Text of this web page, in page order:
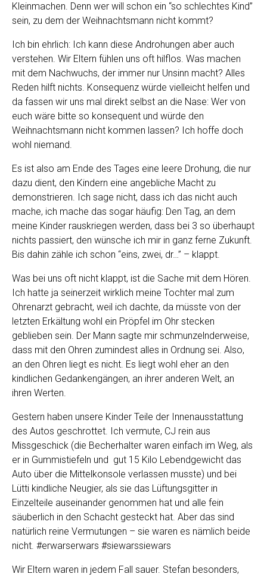
Kleinmachen. Denn wer will schon ein “so schlechtes Kind”
sein, zu dem der Weihnachtsmann nicht kommt?
Ich bin ehrlich: Ich kann diese Androhungen aber auch
verstehen. Wir Eltern fühlen uns oft hilflos. Was machen
mit dem Nachwuchs, der immer nur Unsinn macht? Alles
Reden hilft nichts. Konsequenz würde vielleicht helfen und
da fassen wir uns mal direkt selbst an die Nase: Wer von
euch wäre bitte so konsequent und würde den
Weihnachtsmann nicht kommen lassen? Ich hoffe doch
wohl niemand.
Es ist also am Ende des Tages eine leere Drohung, die nur
dazu dient, den Kindern eine angebliche Macht zu
demonstrieren. Ich sage nicht, dass ich das nicht auch
mache, ich mache das sogar häufig: Den Tag, an dem
meine Kinder rauskriegen werden, dass bei 3 so überhaupt
nichts passiert, den wünsche ich mir in ganz ferne Zukunft.
Bis dahin zähle ich schon “eins, zwei, dr…” – klappt.
Was bei uns oft nicht klappt, ist die Sache mit dem Hören.
Ich hatte ja seinerzeit wirklich meine Tochter mal zum
Ohrenarzt gebracht, weil ich dachte, da müsste von der
letzten Erkältung wohl ein Pröpfel im Ohr stecken
geblieben sein. Der Mann sagte mir schmunzelnderweise,
dass mit den Ohren zumindest alles in Ordnung sei. Also,
an den Ohren liegt es nicht. Es liegt wohl eher an den
kindlichen Gedankengängen, an ihrer anderen Welt, an
ihren Werten.
Gestern haben unsere Kinder Teile der Innenausstattung
des Autos geschrottet. Ich vermute, CJ rein aus
Missgeschick (die Becherhalter waren einfach im Weg, als
er in Gummistiefeln und gut 15 Kilo Lebendgewicht das
Auto über die Mittelkonsole verlassen musste) und bei
Lütti kindliche Neugier, als sie das Lüftungsgitter in
Einzelteile auseinander genommen hat und alle fein
säuberlich in den Schacht gesteckt hat. Aber das sind
natürlich reine Vermutungen – sie waren es nämlich beide
nicht. #erwarserwars #siewarssiewars
Wir Eltern waren in jedem Fall sauer. Stefan besonders,